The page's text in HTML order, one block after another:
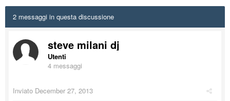
2 messaggi in questa discussione
steve milani dj
Utenti
4 messaggi
Inviato December 27, 2013